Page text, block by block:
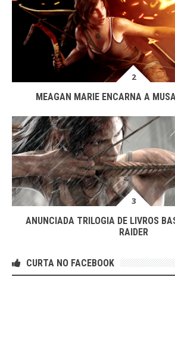
MEAGAN MARIE ENCARNA A
ANUNCIADA TRILOGIA DE LIVROS
RAIDER
CURTA NO FACEBOOK